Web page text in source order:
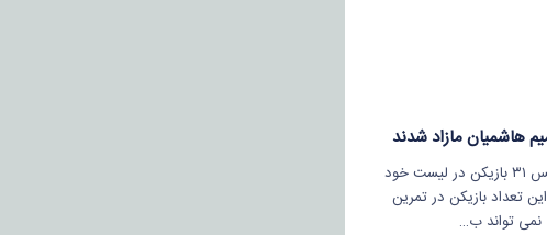
در حال حاضر پرسپولیس ۳۱ بازیکن در لیست خود
تعداد بازیکن در تمرین
تواند ب…